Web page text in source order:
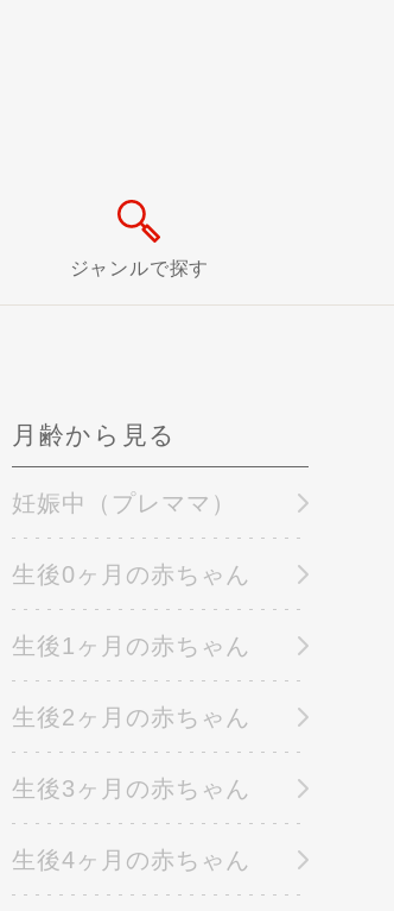
ジャンルで探す
月齢から見る
妊娠中（プレママ）
生後0ヶ月の赤ちゃん
生後1ヶ月の赤ちゃん
生後2ヶ月の赤ちゃん
生後3ヶ月の赤ちゃん
生後4ヶ月の赤ちゃん